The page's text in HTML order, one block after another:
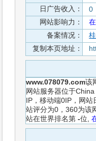
日广告收入：
0
网站影响力：
备案情况：
复制本页地址：
www.078079.com该
网站服务器位于
IP，移动端0IP，网
站评分为0，360为该
站在世界排名第 -位,